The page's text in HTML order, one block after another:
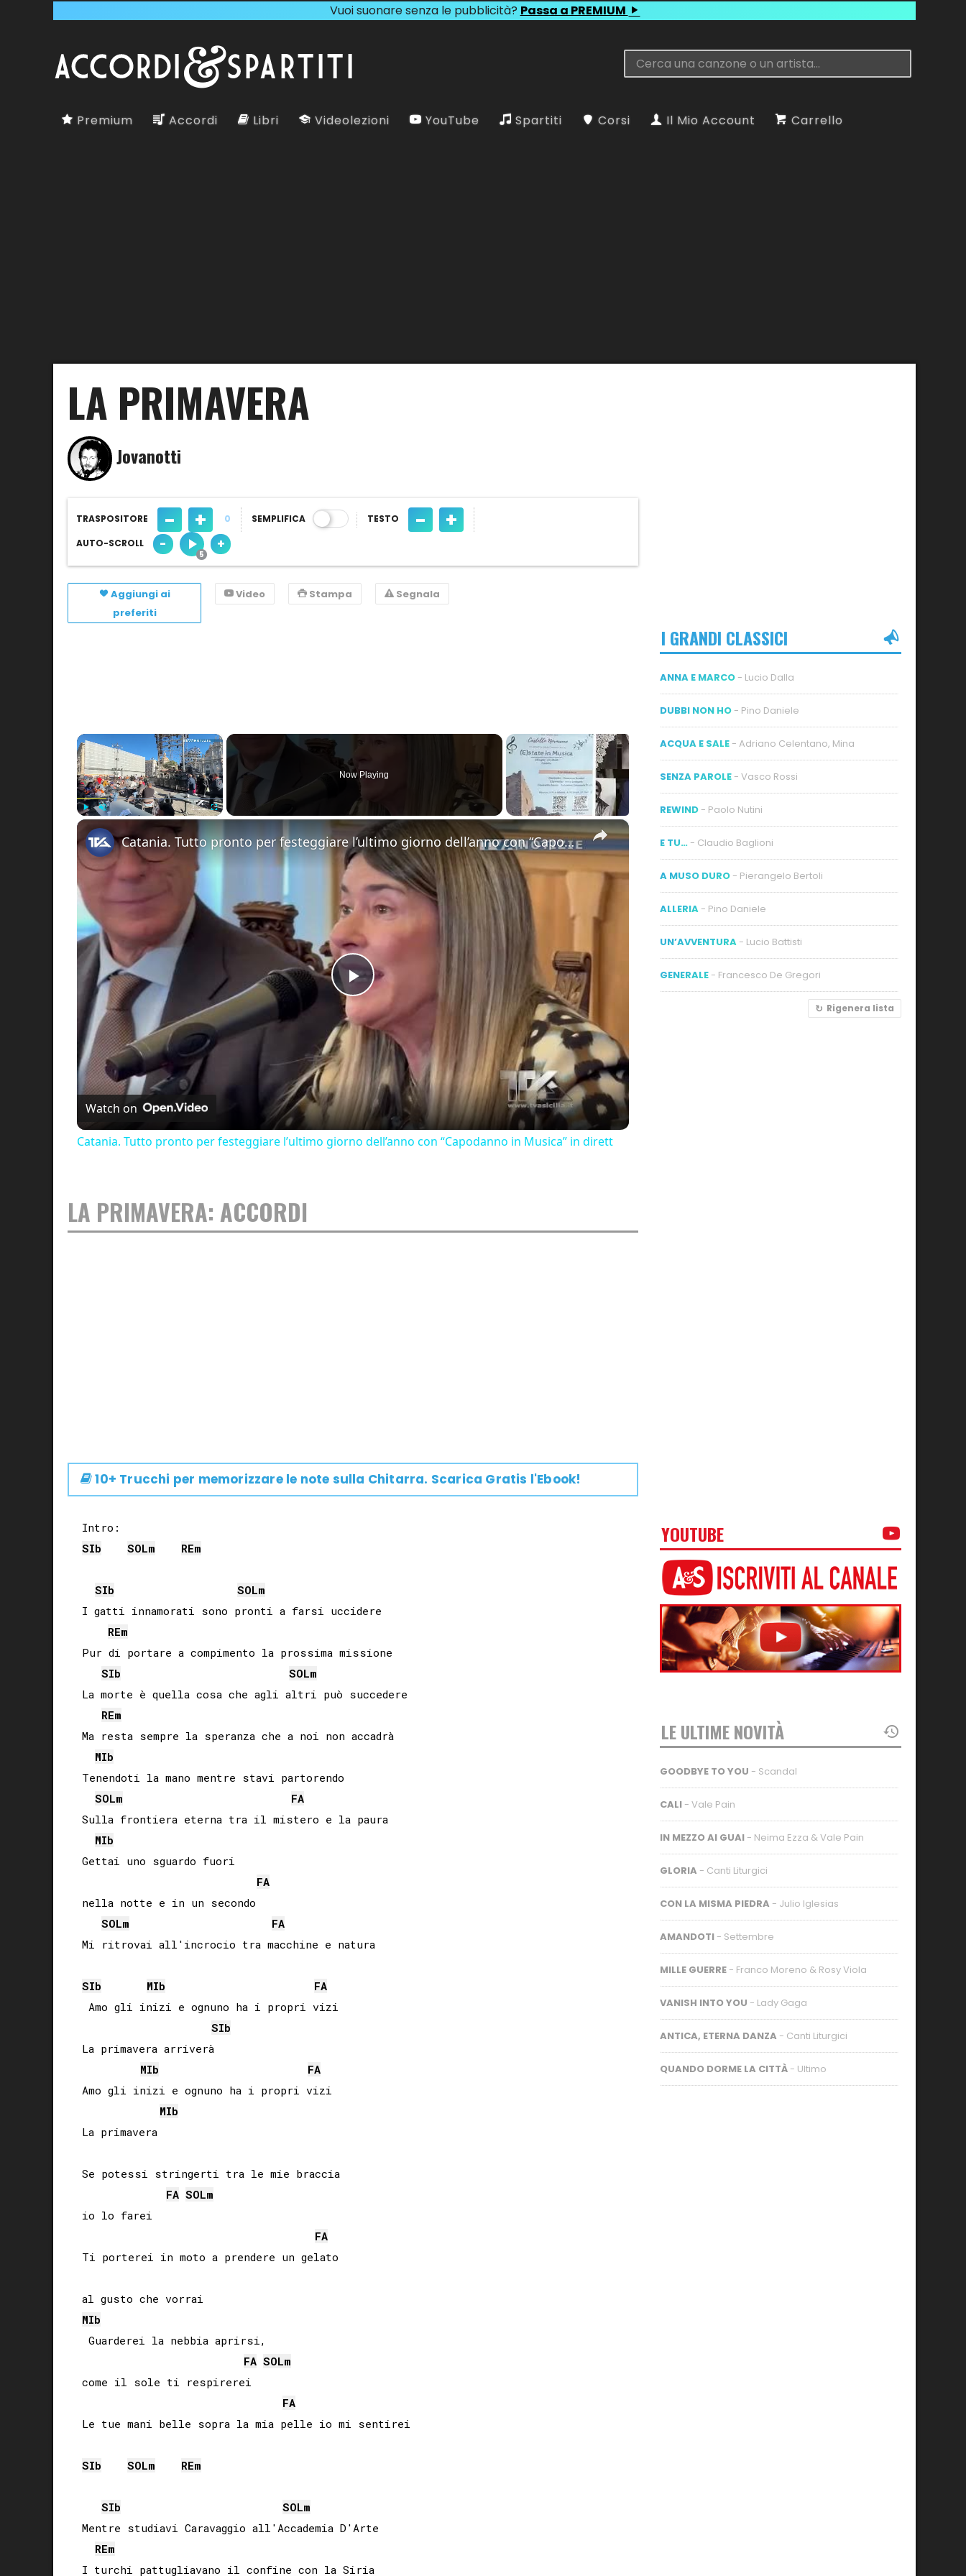
Vuoi suonare senza le pubblicità? Passa a PREMIUM
Premium Accordi Libri Videolezioni YouTube Spartiti Corsi Il Mio Account Carrello
LA PRIMAVERA
Jovanotti
TRASPOSITORE - + 0 SEMPLIFICA TESTO - +
AUTO-SCROLL - +
Aggiungi ai
preferiti
Video Stampa Segnala
×
Now Playing
×
Play
Video
Catania. Tutto pronto per festeggiare l’ultimo giorno dell’anno con “Capodanno in Musica” in dirett
Watch on
Catania. Tutto pronto per festeggiare l’ultimo giorno dell’anno con “Capodanno in Musica” in dirett
LA PRIMAVERA: ACCORDI
10+ Trucchi per memorizzare le note sulla Chitarra. Scarica Gratis l'Ebook!
SIb
SOLm REm
SIb SOLm
I gatti innamorati sono pronti a farsi uccidere
REm
Pur di portare a compimento la prossima missione
SIb
SOLm
La morte è quella cosa che agli altri può succedere
REm
Ma resta sempre la speranza che a noi non accadrà
MIb
Tenendoti la mano mentre stavi partorendo
SOLm
FA
Sulla frontiera eterna tra il mistero e la paura
MIb
Gettai uno sguardo fuori
FA
nella notte e in un secondo
SOLm
FA
Mi ritrovai all'incrocio tra macchine e natura
SIb MIb
FA
Amo gli inizi e ognuno ha i propri vizi
SIb
La primavera arriverà
MIb
FA
Amo gli inizi e ognuno ha i propri vizi
MIb
La primavera
Se potessi stringerti tra le mie braccia
FA SOLm
io lo farei
FA
Ti porterei in moto a prendere un gelato
MIb
Guarderei la nebbia aprirsi,
FA SOLm
come il sole ti respirerei
FA
Le tue mani belle sopra la mia pelle io mi sentirei
SIb SOLm REm
SIb SOLm
Mentre studiavi Caravaggio all'Accademia D'Arte
REm
I turchi pattugliavano il confine con la Siria
I GRANDI CLASSICI
ANNA E MARCO - Lucio Dalla
DUBBI NON HO - Pino Daniele
ACQUA E SALE - Adriano Celentano, Mina
SENZA PAROLE - Vasco Rossi
REWIND - Paolo Nutini
E TU… - Claudio Baglioni
A MUSO DURO - Pierangelo Bertoli
ALLERIA - Pino Daniele
UN’AVVENTURA - Lucio Battisti
GENERALE - Francesco De Gregori
Rigenera lista
YOUTUBE
LE ULTIME NOVITÀ
GOODBYE TO YOU - Scandal
CALI - Vale Pain
IN MEZZO AI GUAI - Neima Ezza & Vale Pain
GLORIA - Canti Liturgici
CON LA MISMA PIEDRA - Julio Iglesias
AMANDOTI - Settembre
MILLE GUERRE - Franco Moreno & Rosy Viola
VANISH INTO YOU - Lady Gaga
ANTICA, ETERNA DANZA - Canti Liturgici
QUANDO DORME LA CITTÀ - Ultimo